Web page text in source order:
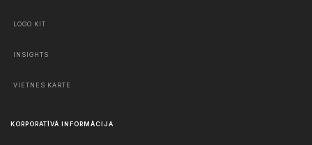
LOGO KIT
INSIGHTS
VIETNES KARTE
KORPORATĪVĀ INFORMĀCIJA